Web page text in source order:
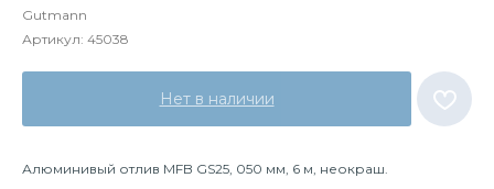
Gutmann
Артикул: 45038
Нет в наличии
Алюминивый отлив MFB GS25, 050 мм, 6 м, неокраш.